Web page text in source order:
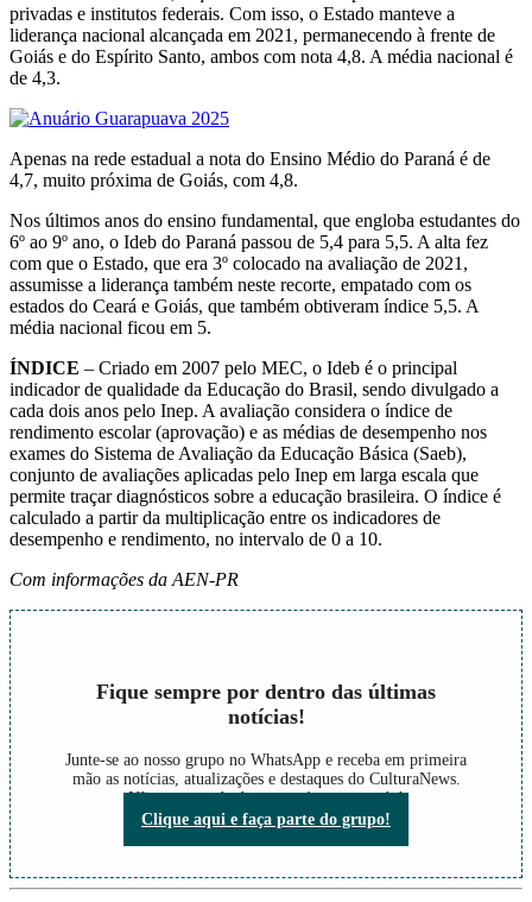
privadas e institutos federais. Com isso, o Estado manteve a
liderança nacional alcançada em 2021, permanecendo à frente de
Goiás e do Espírito Santo, ambos com nota 4,8. A média nacional é
de 4,3.
Apenas na rede estadual a nota do Ensino Médio do Paraná é de
4,7, muito próxima de Goiás, com 4,8.
Nos últimos anos do ensino fundamental, que engloba estudantes do
6º ao 9º ano, o Ideb do Paraná passou de 5,4 para 5,5. A alta fez
com que o Estado, que era 3º colocado na avaliação de 2021,
assumisse a liderança também neste recorte, empatado com os
estados do Ceará e Goiás, que também obtiveram índice 5,5. A
média nacional ficou em 5.
ÍNDICE – Criado em 2007 pelo MEC, o Ideb é o principal
indicador de qualidade da Educação do Brasil, sendo divulgado a
cada dois anos pelo Inep. A avaliação considera o índice de
rendimento escolar (aprovação) e as médias de desempenho nos
exames do Sistema de Avaliação da Educação Básica (Saeb),
conjunto de avaliações aplicadas pelo Inep em larga escala que
permite traçar diagnósticos sobre a educação brasileira. O índice é
calculado a partir da multiplicação entre os indicadores de
desempenho e rendimento, no intervalo de 0 a 10.
Com informações da AEN-PR
Fique sempre por dentro das últimas
notícias!
Junte-se ao nosso grupo no WhatsApp e receba em primeira
mão as notícias, atualizações e destaques do CulturaNews.
Não perca nada do que está acontecendo!
Clique aqui e faça parte do grupo!